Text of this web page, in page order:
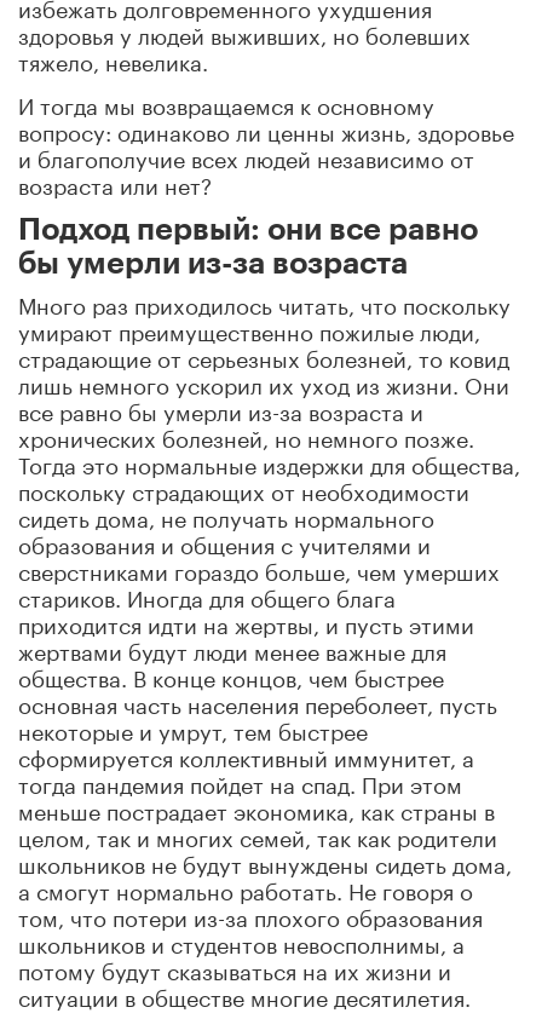
здоровья у людей выживших, но болевших
тяжело, невелика.
И тогда мы возвращаемся к основному
вопросу: одинаково ли ценны жизнь, здоровье
и благополучие всех людей независимо от
возраста или нет?
Подход первый: они все равно
бы умерли из-за возраста
Много раз приходилось читать, что поскольку
умирают преимущественно пожилые люди,
страдающие от серьезных болезней, то ковид
лишь немного ускорил их уход из жизни. Они
все равно бы умерли из-за возраста и
хронических болезней, но немного позже.
Тогда это нормальные издержки для общества,
поскольку страдающих от необходимости
сидеть дома, не получать нормального
образования и общения с учителями и
сверстниками гораздо больше, чем умерших
стариков. Иногда для общего блага
приходится идти на жертвы, и пусть этими
жертвами будут люди менее важные для
общества. В конце концов, чем быстрее
основная часть населения переболеет, пусть
некоторые и умрут, тем быстрее
сформируется коллективный иммунитет, а
тогда пандемия пойдет на спад. При этом
меньше пострадает экономика, как страны в
целом, так и многих семей, так как родители
школьников не будут вынуждены сидеть дома,
а смогут нормально работать. Не говоря о
том, что потери из-за плохого образования
школьников и студентов невосполнимы, а
потому будут сказываться на их жизни и
ситуации в обществе многие десятилетия.